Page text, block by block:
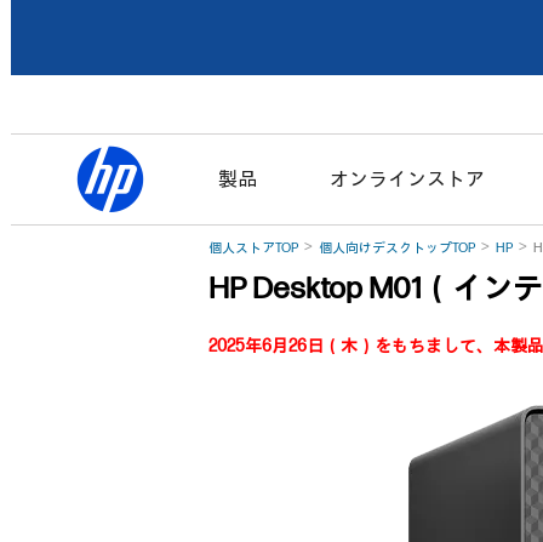
製品 オンラインストア
個人ストアTOP 個人向けデスクトップTOP HP
HP Desktop M01（イン
2025年6月26日（木）をもちまして、本製